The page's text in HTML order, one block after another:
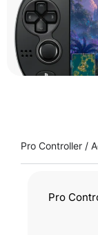
Pro Controller /
Pro